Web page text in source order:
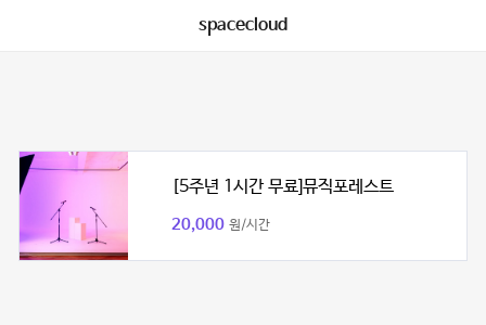
spacecloud
[5주년 1시간 무료]뮤직포레스트
20,000 원/시간